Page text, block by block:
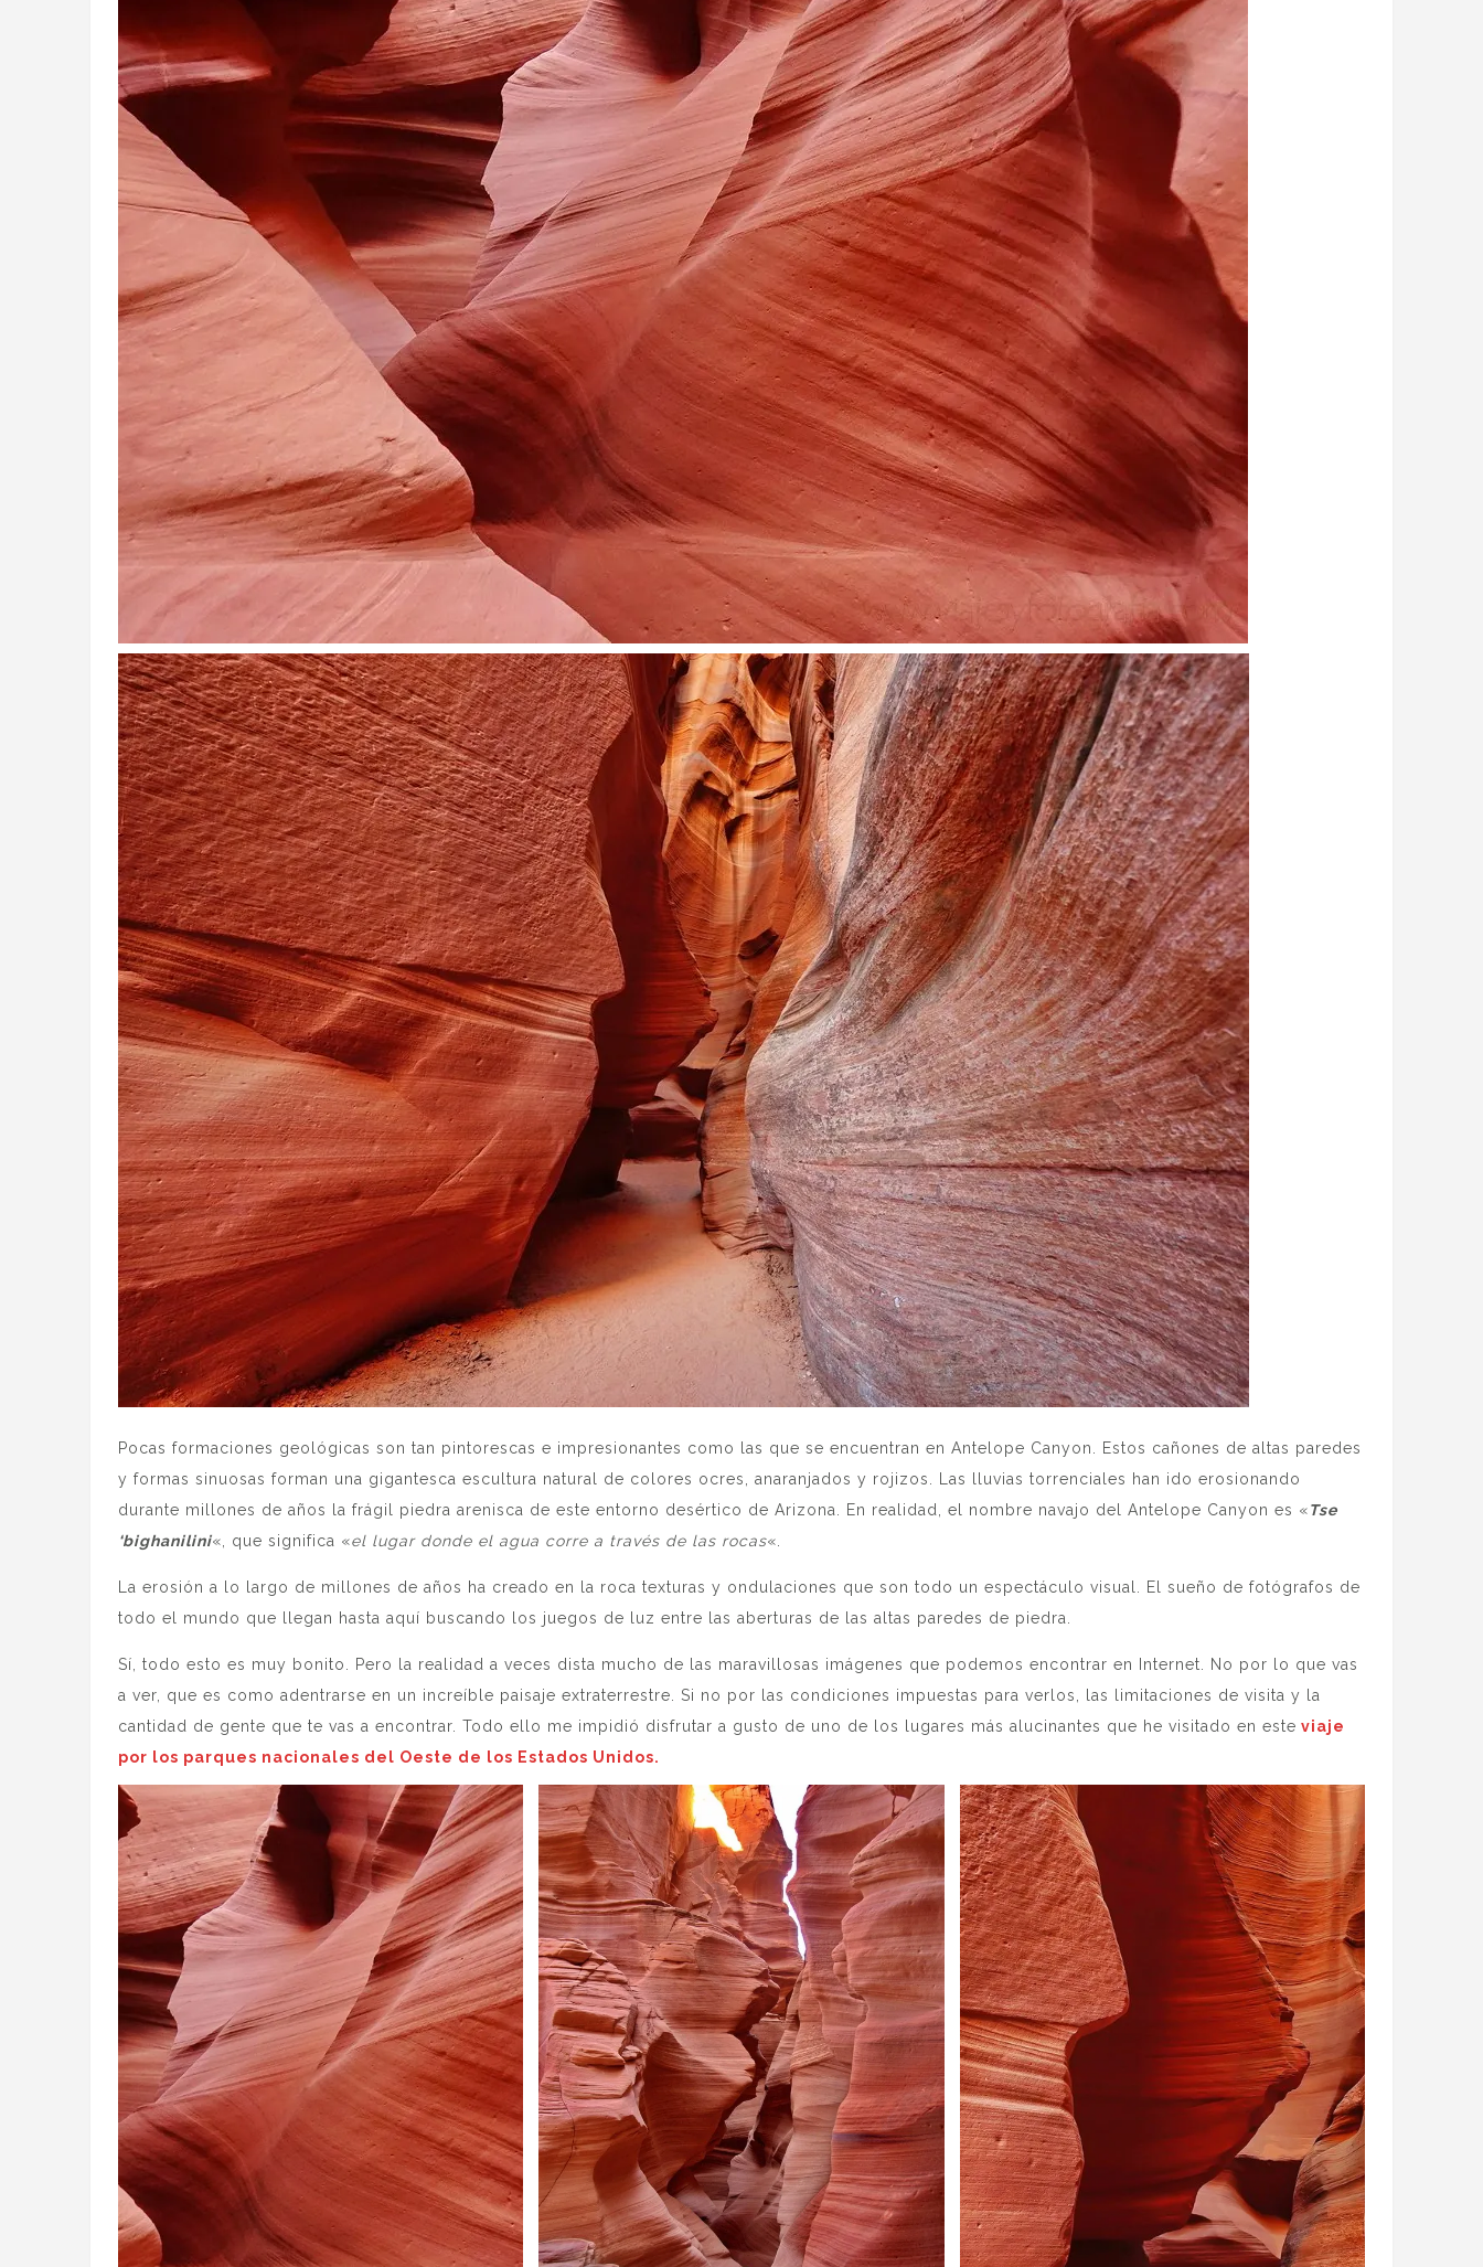
Pocas formaciones geológicas son tan pintorescas e impresionantes como las que se encuentran en Antelope Canyon. Estos cañones de altas paredes
y formas sinuosas forman una gigantesca escultura natural de colores ocres, anaranjados y rojizos. Las lluvias torrenciales han ido erosionando
durante millones de años la frágil piedra arenisca de este entorno desértico de Arizona. En realidad, el nombre navajo del Antelope Canyon es «Tse
‘bighanilini«, que significa «el lugar donde el agua corre a través de las rocas«.
La erosión a lo largo de millones de años ha creado en la roca texturas y ondulaciones que son todo un espectáculo visual. El sueño de fotógrafos de
todo el mundo que llegan hasta aquí buscando los juegos de luz entre las aberturas de las altas paredes de piedra.
Sí, todo esto es muy bonito. Pero la realidad a veces dista mucho de las maravillosas imágenes que podemos encontrar en Internet. No por lo que vas
a ver, que es como adentrarse en un increíble paisaje extraterrestre. Si no por las condiciones impuestas para verlos, las limitaciones de visita y la
cantidad de gente que te vas a encontrar. Todo ello me impidió disfrutar a gusto de uno de los lugares más alucinantes que he visitado en este viaje
por los parques nacionales del Oeste de los Estados Unidos.